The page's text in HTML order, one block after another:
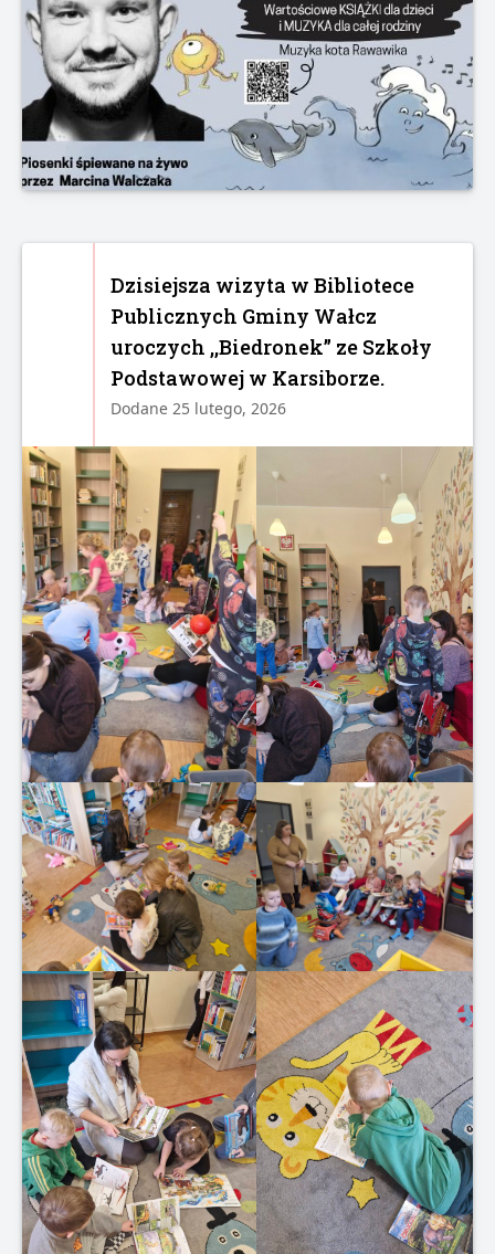
Dzisiejsza wizyta w Bibliotece
Publicznych Gminy Wałcz
uroczych ,,Biedronek” ze Szkoły
Podstawowej w Karsiborze.
Dodane 25 lutego, 2026